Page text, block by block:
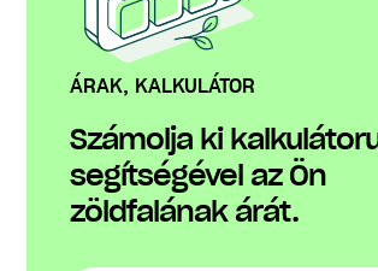
ÁRAK, KALKULÁTOR
Számolja ki
segítségével az Ön
zöldfalának árát.